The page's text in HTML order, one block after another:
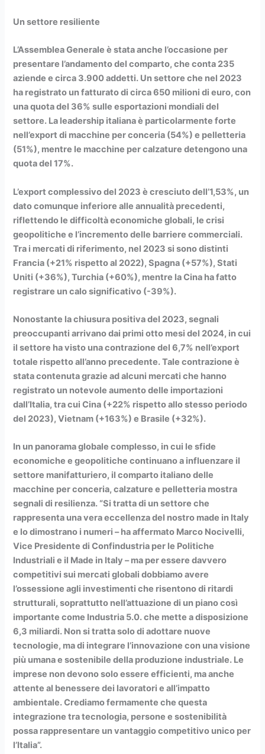
Un settore resiliente
L’Assemblea Generale è stata anche l’occasione per
presentare l’andamento del comparto, che conta 235
aziende e circa 3.900 addetti. Un settore che nel 2023
ha registrato un fatturato di circa 650 milioni di euro, con
una quota del 36% sulle esportazioni mondiali del
settore. La leadership italiana è particolarmente forte
nell’export di macchine per conceria (54%) e pelletteria
(51%), mentre le macchine per calzature detengono una
quota del 17%.
L’export complessivo del 2023 è cresciuto dell’1,53%, un
dato comunque inferiore alle annualità precedenti,
riflettendo le difficoltà economiche globali, le crisi
geopolitiche e l’incremento delle barriere commerciali.
Tra i mercati di riferimento, nel 2023 si sono distinti
Francia (+21% rispetto al 2022), Spagna (+57%), Stati
Uniti (+36%), Turchia (+60%), mentre la Cina ha fatto
registrare un calo significativo (-39%).
Nonostante la chiusura positiva del 2023, segnali
preoccupanti arrivano dai primi otto mesi del 2024, in cui
il settore ha visto una contrazione del 6,7% nell’export
totale rispetto all’anno precedente. Tale contrazione è
stata contenuta grazie ad alcuni mercati che hanno
registrato un notevole aumento delle importazioni
dall’Italia, tra cui Cina (+22% rispetto allo stesso periodo
del 2023), Vietnam (+163%) e Brasile (+32%).
In un panorama globale complesso, in cui le sfide
economiche e geopolitiche continuano a influenzare il
settore manifatturiero, il comparto italiano delle
macchine per conceria, calzature e pelletteria mostra
segnali di resilienza. “Si tratta di un settore che
rappresenta una vera eccellenza del nostro made in Italy
e lo dimostrano i numeri – ha affermato Marco Nocivelli,
Vice Presidente di Confindustria per le Politiche
Industriali e il Made in Italy – ma per essere davvero
competitivi sui mercati globali dobbiamo avere
l’ossessione agli investimenti che risentono di ritardi
strutturali, soprattutto nell’attuazione di un piano così
importante come Industria 5.0. che mette a disposizione
6,3 miliardi. Non si tratta solo di adottare nuove
tecnologie, ma di integrare l’innovazione con una visione
più umana e sostenibile della produzione industriale. Le
imprese non devono solo essere efficienti, ma anche
attente al benessere dei lavoratori e all’impatto
ambientale. Crediamo fermamente che questa
integrazione tra tecnologia, persone e sostenibilità
possa rappresentare un vantaggio competitivo unico per
l’Italia”.